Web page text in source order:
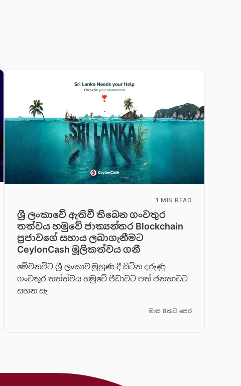
1 MIN READ
ශ්‍රී ලංකාවේ ඇතිවී තිබෙන ගංවතුර
තත්වය හමුවේ ජාත්‍යන්තර Blockchain
ප්‍රජාවගේ සහාය ලබාගැනීමට
CeylonCash මූලිකත්වය ග​නී
මේවනවිට ශ්‍රී ලංකාව මුහුණ දී සිටින දරුණු
ගංවතුර තත්ත්වය හමුවේ පීඩාවට පත් ජනතාවට
සහන සැ
මාස 8කට පෙර